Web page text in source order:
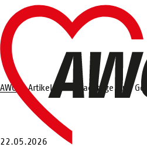
Zum
Hauptinhalt
springen
Startseite
Suche
AWO Artikel Mitmachtage zum
22.05.2026